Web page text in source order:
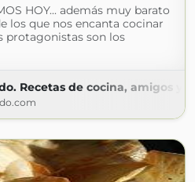
HOY... además muy barato
los que nos encanta cocinar
protagonistas son los
Recetas de cocina, amigos y